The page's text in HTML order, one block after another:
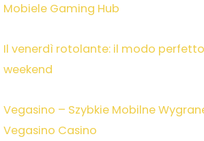
Mobiele Gaming Hub
Il venerdì rotolante: il modo
weekend
Vegasino – Szybkie Mobilne
Vegasino Casino